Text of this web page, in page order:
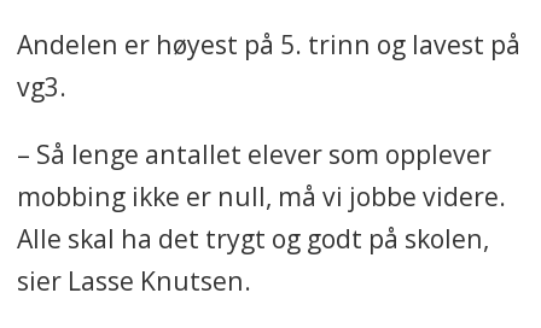
atferdsforskning
(Læringsmiljøsenteret) hatt
ansvar for den faglige
oppfølgingen av
mobbeombudsordningen på
oppdrag fra
Utdanningsdirektoratet (Udir).
Andelen er høyest på 5. trinn og lavest på
vg3.
– Så lenge antallet elever som opplever
mobbing ikke er null, må vi jobbe videre.
Alle skal ha det trygt og godt på skolen,
sier Lasse Knutsen.